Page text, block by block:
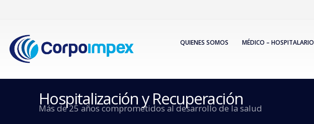
QUIENES SOMOS MÉDICO – HOSPITALARIO
Hospitalización y Recuperación
Más de 25 años comprometidos al desarrollo de la salud